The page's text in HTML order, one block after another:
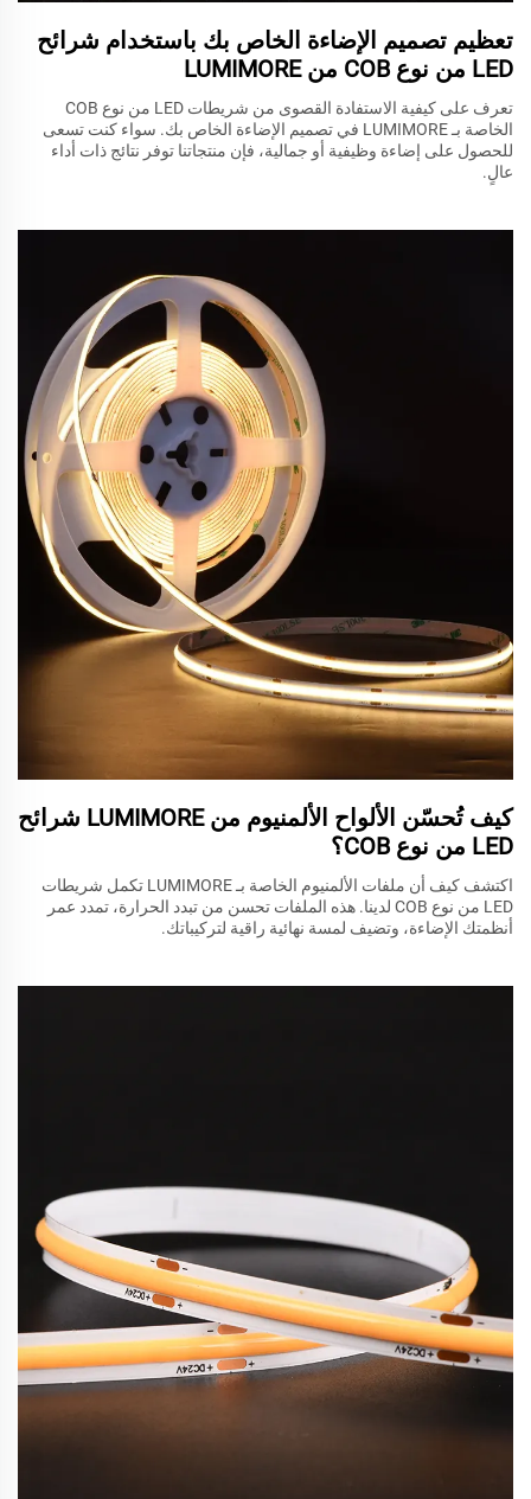
تعظيم تصميم الإضاءة الخاص بك باستخدام شرائح
LED من نوع COB من LUMIMORE
تعرف على كيفية الاستفادة القصوى من شريطات LED من نوع COB
الخاصة بـ LUMIMORE في تصميم الإضاءة الخاص بك. سواء كنت تسعى
للحصول على إضاءة وظيفية أو جمالية، فإن منتجاتنا توفر نتائج ذات أداء
عالٍ.
كيف تُحسّن الألواح الألمنيوم من LUMIMORE شرائح
LED من نوع COB؟
اكتشف كيف أن ملفات الألمنيوم الخاصة بـ LUMIMORE تكمل شريطات
LED من نوع COB لدينا. هذه الملفات تحسن من تبدد الحرارة، تمدد عمر
أنظمتك الإضاءة، وتضيف لمسة نهائية راقية لتركيباتك.